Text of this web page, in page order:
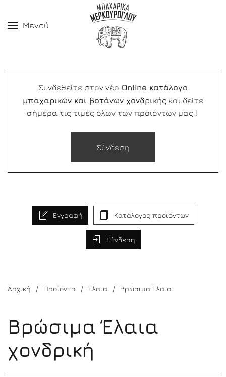
Μενού
Συνδεθείτε στον νέο Online κατάλογο
μπαχαρικών και βοτάνων χονδρικής και δείτε
σήμερα τις τιμές όλων των προϊόντων μας !
Σύνδεση
Εγγραφή Κατάλογος προϊόντων
Σύνδεση
Αρχική Προϊόντα Έλαια Βρώσιμα Έλαια
Βρώσιμα Έλαια
χονδρική